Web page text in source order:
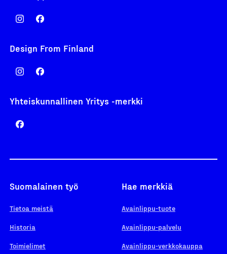
Design From Finland
Yhteiskunnallinen Yritys -merkki
Suomalainen työ
Tietoa meistä
Historia
Toimielimet
Hae merkkiä
Avainlippu-tuote
Avainlippu-palvelu
Avainlippu-verkkokauppa